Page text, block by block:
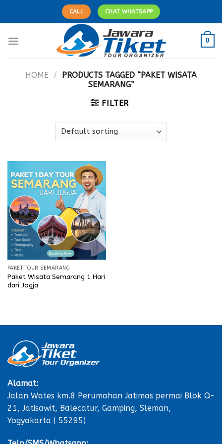
CALL CHAT WHATSAPP
0
HOME /
PRODUCTS TAGGED “PAKET WISATA
SEMARANG”
FILTER
PAKET TOUR SEMARANG
Paket Wisata Semarang 1 Hari
dari Jogja
Alamat:
Jalan Wates km.8 Perumahan Jatimas permai Blok Q-
21, Jatisawit, Balecatur, Gamping, Sleman,
Yogyakarta ( 55295)